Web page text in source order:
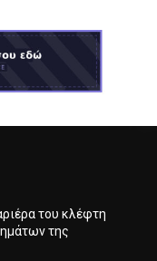
του κλέφτη
της